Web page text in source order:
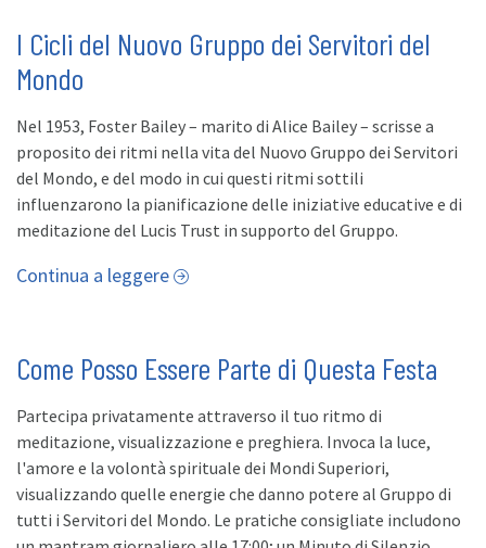
I Cicli del Nuovo Gruppo dei Servitori del
Mondo
Nel 1953, Foster Bailey – marito di Alice Bailey – scrisse a
proposito dei ritmi nella vita del Nuovo Gruppo dei Servitori
del Mondo, e del modo in cui questi ritmi sottili
influenzarono la pianificazione delle iniziative educative e di
meditazione del Lucis Trust in supporto del Gruppo.
Continua a leggere
Come Posso Essere Parte di Questa Festa
Partecipa privatamente attraverso il tuo ritmo di
meditazione, visualizzazione e preghiera. Invoca la luce,
l'amore e la volontà spirituale dei Mondi Superiori,
visualizzando quelle energie che danno potere al Gruppo di
tutti i Servitori del Mondo. Le pratiche consigliate includono